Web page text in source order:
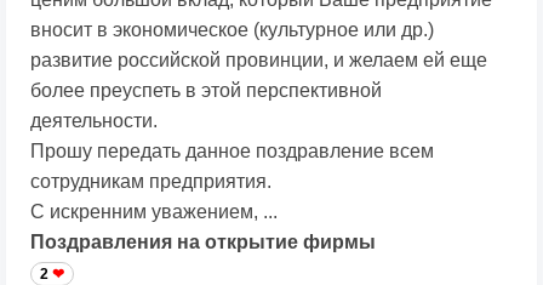
вносит в экономическое (культурное или др.)
развитие российской провинции, и желаем ей еще
более преуспеть в этой перспективной
деятельности.
Прошу передать данное поздравление всем
сотрудникам предприятия.
С искренним уважением, ...
Поздравления на открытие фирмы
2